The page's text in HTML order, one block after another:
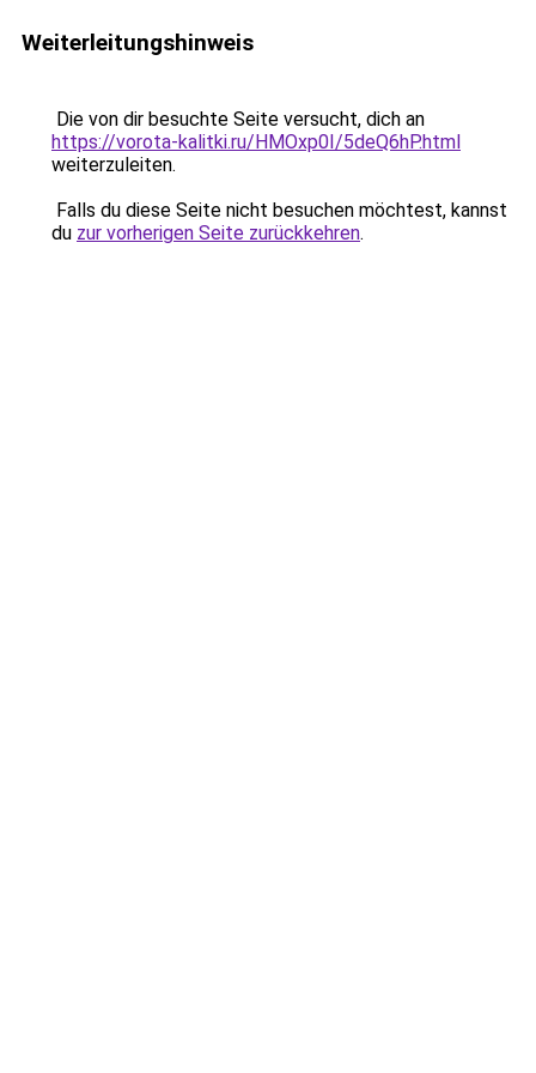
Weiterleitungshinweis
Die von dir besuchte Seite versucht, dich an
https://vorota-kalitki.ru/HMOxp0I/5deQ6hP.html
weiterzuleiten.
Falls du diese Seite nicht besuchen möchtest, kannst
du zur vorherigen Seite zurückkehren.